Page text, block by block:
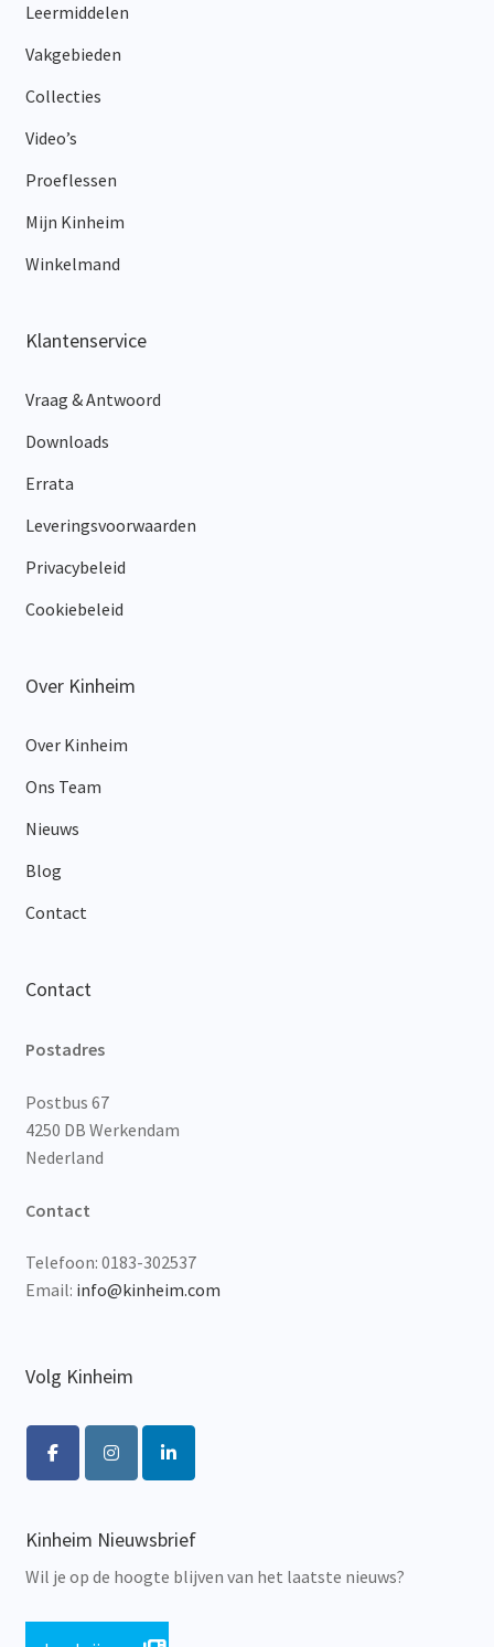
Leermiddelen
Vakgebieden
Collecties
Video’s
Proeflessen
Mijn Kinheim
Winkelmand
Klantenservice
Vraag & Antwoord
Downloads
Errata
Leveringsvoorwaarden
Privacybeleid
Cookiebeleid
Over Kinheim
Over Kinheim
Ons Team
Nieuws
Blog
Contact
Contact
Postadres
Postbus 67
4250 DB Werkendam
Nederland
Contact
Telefoon: 0183-302537
Email: info@kinheim.com
Volg Kinheim
Kinheim Nieuwsbrief
Wil je op de hoogte blijven van het laatste nieuws?